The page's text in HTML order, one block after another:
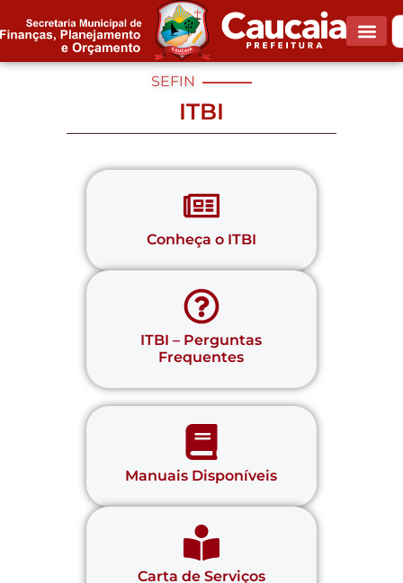
SEFIN
ITBI
Conheça o ITBI
ITBI – Perguntas
Frequentes
Manuais Disponíveis
Carta de Serviços